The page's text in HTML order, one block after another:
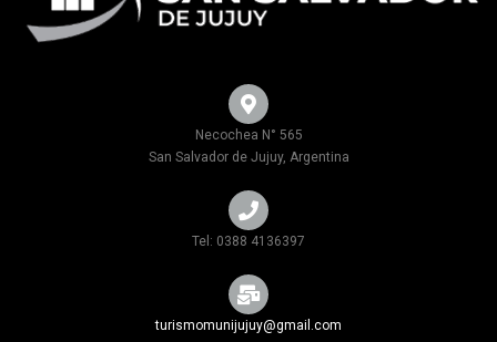
Necochea N° 565
San Salvador de Jujuy, Argentina
Tel: 0388 4136397
turismomunijujuy@gmail.com